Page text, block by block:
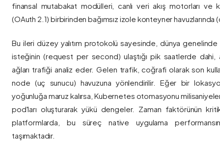
finansal mutabakat modülleri, canlı veri akış motorları ve
(OAuth 2.1) birbirinden bağımsız izole konteyner havuzlarında
Bu ileri düzey yalıtım protokolü sayesinde, dünya genelinde
isteğinin (request per second) ulaştığı pik saatlerde dahi,
ağları trafiği analiz eder. Gelen trafik, coğrafi olarak son
node (uç sunucu) havuzuna yönlendirilir. Eğer bir
yoğunluğa maruz kalırsa, Kubernetes otomasyonu
pod'ları oluşturarak yükü dengeler. Zaman faktörünün
platformlarda, bu süreç native uygulama
taşımaktadır.